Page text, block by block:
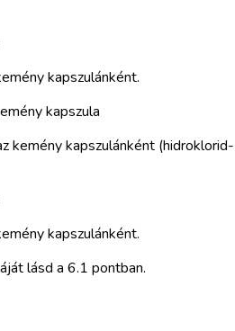
kapszulánként.
kapszula
kemény kapszulánként (hidroklorid-
kapszulánként.
lásd a 6.1 pontban.